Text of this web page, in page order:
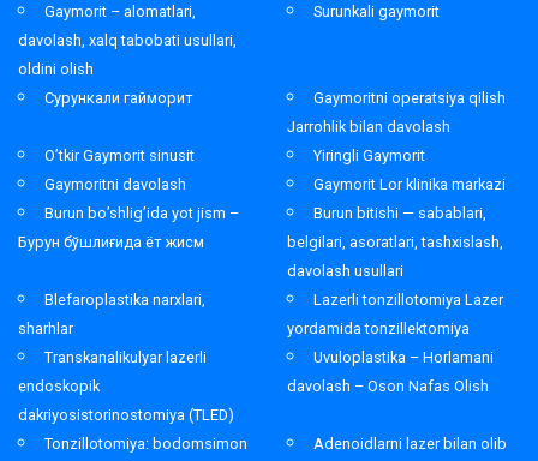
Gaymorit – alomatlari,
davolash, xalq tabobati usullari,
oldini olish
Surunkali gaymorit
Сурункали гайморит
Gaymoritni operatsiya qilish
Jarrohlik bilan davolash
O’tkir Gaymorit sinusit
Yiringli Gaymorit
Gaymoritni davolash
Gaymorit Lor klinika markazi
Burun bo’shlig’ida yot jism –
Бурун бўшлиғида ёт жисм
Burun bitishi — sabablari,
belgilari, asoratlari, tashxislash,
davolash usullari
Blefaroplastika narxlari,
sharhlar
Lazerli tonzillotomiya Lazer
yordamida tonzillektomiya
Transkanalikulyar lazerli
endoskopik
dakriyosistorinostomiya (TLED)
Uvuloplastika – Horlamani
davolash – Oson Nafas Olish
Tonzillotomiya: bodomsimon
Adenoidlarni lazer bilan olib